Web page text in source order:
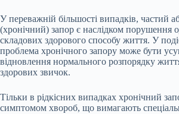
У переважній більшості випадків, частий
(хронічний) запор є наслідком порушення
складових здорового способу життя. У
проблема хронічного запору може бути
відновлення нормального розпорядку
здорових звичок.
Тільки в рідкісних випадках хронічний
симптомом хвороб, що вимагають